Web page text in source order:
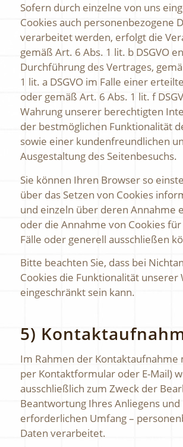
Sofern durch einzelne von uns
Cookies auch personenbezogene
verarbeitet werden, erfolgt die
gemäß Art. 6 Abs. 1 lit. b DSGVO
Durchführung des Vertrages,
1 lit. a DSGVO im Falle einer
oder gemäß Art. 6 Abs. 1 lit. f
Wahrung unserer berechtigten
der bestmöglichen Funktionalität
sowie einer kundenfreundlichen
Ausgestaltung des Seitenbesuchs.
Sie können Ihren Browser so
über das Setzen von Cookies
und einzeln über deren Annahme
oder die Annahme von Cookies
Fälle oder generell ausschließen
Bitte beachten Sie, dass bei
Cookies die Funktionalität unserer
eingeschränkt sein kann.
5)
Im Rahmen der Kontaktaufnahme
per Kontaktformular oder E-Mail)
ausschließlich zum Zweck der
Beantwortung Ihres Anliegens
erforderlichen Umfang –
Daten verarbeitet.